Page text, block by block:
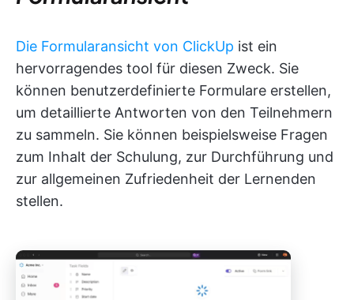
Die Formularansicht von ClickUp ist ein
hervorragendes tool für diesen Zweck. Sie
können benutzerdefinierte Formulare erstellen,
um detaillierte Antworten von den Teilnehmern
zu sammeln. Sie können beispielsweise Fragen
zum Inhalt der Schulung, zur Durchführung und
zur allgemeinen Zufriedenheit der Lernenden
stellen.